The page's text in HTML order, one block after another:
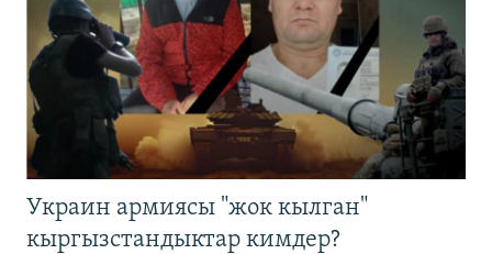
Украин армиясы "жок кылган"
кыргызстандыктар кимдер?